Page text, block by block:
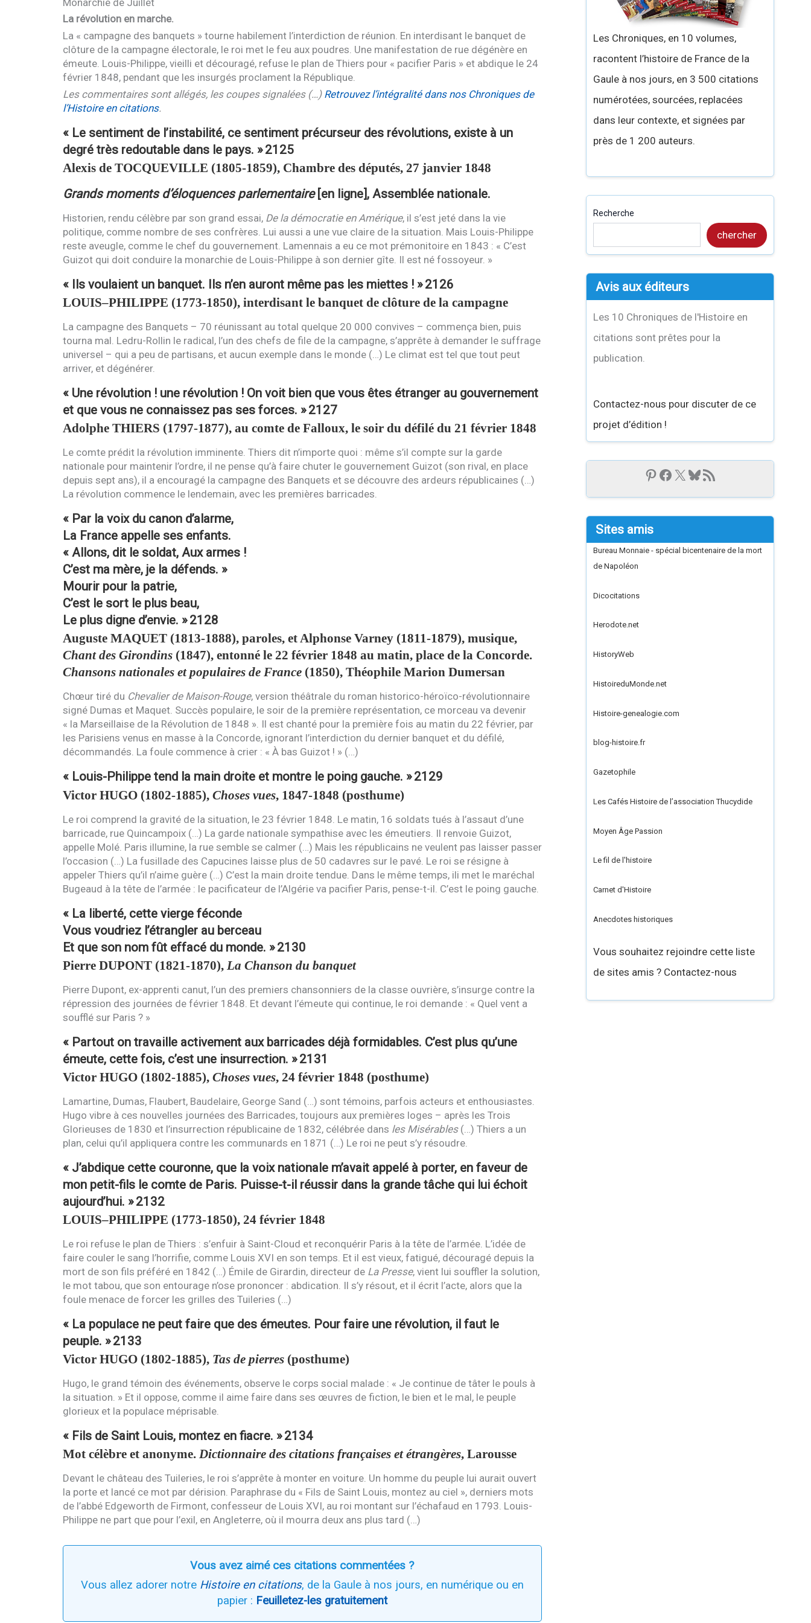
Monarchie de Juillet
La révolution en marche.
La « campagne des banquets » tourne habilement l’interdiction de réunion. En interdisant le banquet de
clôture de la campagne électorale, le roi met le feu aux poudres. Une manifestation de rue dégénère en
émeute. Louis-Philippe, vieilli et découragé, refuse le plan de Thiers pour « pacifier Paris » et abdique le 24
février 1848, pendant que les insurgés proclament la République.
Les commentaires sont allégés, les coupes signalées (…) Retrouvez l’intégralité dans nos Chroniques de
l’Histoire en citations.
« Le sentiment de l’instabilité, ce sentiment précurseur des révolutions, existe à un
degré très redoutable dans le pays. »2125
Alexis de TOCQUEVILLE (1805-1859), Chambre des députés, 27 janvier 1848
Grands moments d’éloquences parlementaire[en ligne], Assemblée nationale.
Historien, rendu célèbre par son grand essai, De la démocratie en Amérique, il s’est jeté dans la vie
politique, comme nombre de ses confrères. Lui aussi a une vue claire de la situation. Mais Louis-Philippe
reste aveugle, comme le chef du gouvernement. Lamennais a eu ce mot prémonitoire en 1843 : « C’est
Guizot qui doit conduire la monarchie de Louis-Philippe à son dernier gîte. Il est né fossoyeur. »
« Ils voulaient un banquet. Ils n’en auront même pas les miettes ! »2126
LOUIS–PHILIPPE (1773-1850), interdisant le banquet de clôture de la campagne
La campagne des Banquets – 70 réunissant au total quelque 20 000 convives – commença bien, puis
tourna mal. Ledru-Rollin le radical, l’un des chefs de file de la campagne, s’apprête à demander le suffrage
universel – qui a peu de partisans, et aucun exemple dans le monde (…) Le climat est tel que tout peut
arriver, et dégénérer.
« Une révolution ! une révolution ! On voit bien que vous êtes étranger au gouvernement
et que vous ne connaissez pas ses forces. »2127
Adolphe THIERS (1797-1877), au comte de Falloux, le soir du défilé du 21 février 1848
Le comte prédit la révolution imminente. Thiers dit n’importe quoi : même s’il compte sur la garde
nationale pour maintenir l’ordre, il ne pense qu’à faire chuter le gouvernement Guizot (son rival, en place
depuis sept ans), il a encouragé la campagne des Banquets et se découvre des ardeurs républicaines (…)
La révolution commence le lendemain, avec les premières barricades.
« Par la voix du canon d’alarme,
La France appelle ses enfants.
« Allons, dit le soldat, Aux armes !
C’est ma mère, je la défends. »
Mourir pour la patrie,
C’est le sort le plus beau,
Le plus digne d’envie. »2128
Auguste MAQUET(1813-1888), paroles, et Alphonse Varney (1811-1879), musique,
Chant des Girondins(1847), entonné le 22 février 1848 au matin, place de la Concorde.
Chansons nationales et populaires de France(1850), Théophile Marion Dumersan
Chœur tiré du Chevalier de Maison-Rouge, version théâtrale du roman historico-héroïco-révolutionnaire
signé Dumas et Maquet. Succès populaire, le soir de la première représentation, ce morceau va devenir
« la Marseillaise de la Révolution de 1848 ». Il est chanté pour la première fois au matin du 22 février, par
les Parisiens venus en masse à la Concorde, ignorant l’interdiction du dernier banquet et du défilé,
décommandés. La foule commence à crier : « À bas Guizot ! » (…)
« Louis-Philippe tend la main droite et montre le poing gauche. »2129
Victor HUGO(1802-1885), Choses vues, 1847-1848 (posthume)
Le roi comprend la gravité de la situation, le 23 février 1848. Le matin, 16 soldats tués à l’assaut d’une
barricade, rue Quincampoix (…) La garde nationale sympathise avec les émeutiers. Il renvoie Guizot,
appelle Molé. Paris illumine, la rue semble se calmer (…) Mais les républicains ne veulent pas laisser passer
l’occasion (…) La fusillade des Capucines laisse plus de 50 cadavres sur le pavé. Le roi se résigne à
appeler Thiers qu’il n’aime guère (…) C’est la main droite tendue. Dans le même temps, ili met le maréchal
Bugeaud à la tête de l’armée : le pacificateur de l’Algérie va pacifier Paris, pense-t-il. C’est le poing gauche.
« La liberté, cette vierge féconde
Vous voudriez l’étrangler au berceau
Et que son nom fût effacé du monde. »2130
Pierre DUPONT(1821-1870), La Chanson du banquet
Pierre Dupont, ex-apprenti canut, l’un des premiers chansonniers de la classe ouvrière, s’insurge contre la
répression des journées de février 1848. Et devant l’émeute qui continue, le roi demande : « Quel vent a
soufflé sur Paris ? »
« Partout on travaille activement aux barricades déjà formidables. C’est plus qu’une
émeute, cette fois, c’est une insurrection. »2131
Victor HUGO(1802-1885), Choses vues, 24 février 1848 (posthume)
Lamartine, Dumas, Flaubert, Baudelaire, George Sand (…) sont témoins, parfois acteurs et enthousiastes.
Hugo vibre à ces nouvelles journées des Barricades, toujours aux premières loges – après les Trois
Glorieuses de 1830 et l’insurrection républicaine de 1832, célébrée dans les Misérables(…) Thiers a un
plan, celui qu’il appliquera contre les communards en 1871 (…) Le roi ne peut s’y résoudre.
« J’abdique cette couronne, que la voix nationale m’avait appelé à porter, en faveur de
mon petit-fils le comte de Paris. Puisse-t-il réussir dans la grande tâche qui lui échoit
aujourd’hui. »2132
LOUIS–PHILIPPE (1773-1850), 24 février 1848
Le roi refuse le plan de Thiers : s’enfuir à Saint-Cloud et reconquérir Paris à la tête de l’armée. L’idée de
faire couler le sang l’horrifie, comme Louis XVI en son temps. Et il est vieux, fatigué, découragé depuis la
mort de son fils préféré en 1842 (…) Émile de Girardin, directeur de La Presse, vient lui souffler la solution,
le mot tabou, que son entourage n’ose prononcer : abdication. Il s’y résout, et il écrit l’acte, alors que la
foule menace de forcer les grilles des Tuileries (…)
« La populace ne peut faire que des émeutes. Pour faire une révolution, il faut le
peuple. »2133
Victor HUGO(1802-1885), Tas de pierres(posthume)
Hugo, le grand témoin des événements, observe le corps social malade : « Je continue de tâter le pouls à
la situation. » Et il oppose, comme il aime faire dans ses œuvres de fiction, le bien et le mal, le peuple
glorieux et la populace méprisable.
« Fils de Saint Louis, montez en fiacre. »2134
Mot célèbre et anonyme.Dictionnaire des citations françaises et étrangères, Larousse
Devant le château des Tuileries, le roi s’apprête à monter en voiture. Un homme du peuple lui aurait ouvert
la porte et lancé ce mot par dérision. Paraphrase du « Fils de Saint Louis, montez au ciel », derniers mots
de l’abbé Edgeworth de Firmont, confesseur de Louis XVI, au roi montant sur l’échafaud en 1793. Louis-
Philippe ne part que pour l’exil, en Angleterre, où il mourra deux ans plus tard (…)
Vous avez aimé ces citations commentées ?
Vous allez adorer notre Histoire en citations, de la Gaule à nos jours, en numérique ou en
papier : Feuilletez-les gratuitement
Les Chroniques, en 10 volumes,
racontent l’histoire de France de la
Gaule à nos jours, en 3 500 citations
numérotées, sourcées, replacées
dans leur contexte, et signées par
près de 1 200 auteurs.
Recherche
chercher
Avis aux éditeurs
Les 10 Chroniques de l'Histoire en
citations sont prêtes pour la
publication.
Contactez-nous pour discuter de ce
projet d’édition !
Sites amis
Bureau Monnaie - spécial bicentenaire de la mort
de Napoléon
Dicocitations
Herodote.net
HistoryWeb
HistoireduMonde.net
Histoire-genealogie.com
blog-histoire.fr
Gazetophile
Les Cafés Histoire de l’association Thucydide
Moyen Âge Passion
Le fil de l'histoire
Carnet d'Histoire
Anecdotes historiques
Vous souhaitez rejoindre cette liste
de sites amis ? Contactez-nous